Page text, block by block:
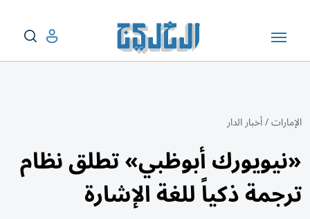
الإمارات/أخبار الدار
«نيويورك أبوظبي» تطلق نظام
ترجمة ذكياً للغة الإشارة